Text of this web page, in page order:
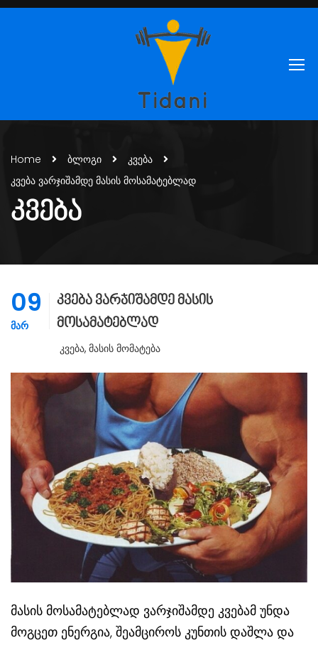
Home ბლოგი
კვება
კვება ვარჯიშამდე მასის მოსამატებლად
ᲙᲕᲔᲑᲐ
09
ᲛᲐᲠ
კვება ვარჯიშამდე მასის
მოსამატებლად
Კვება, Მასის Მომატება
მასის მოსამატებლად ვარჯიშამდე კვებამ უნდა
მოგცეთ ენერგია, შეამციროს კუნთის დაშლა და